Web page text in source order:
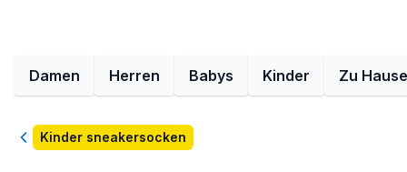
Damen Herren Babys Kinder Zu Hause
ZurückKinder sneakersocken